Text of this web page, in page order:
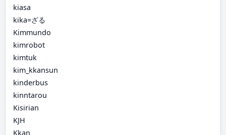
kiasa
kika=ざる
Kimmundo
kimrobot
kimtuk
kim_kkansun
kinderbus
kinntarou
Kisirian
KJH
Kkan